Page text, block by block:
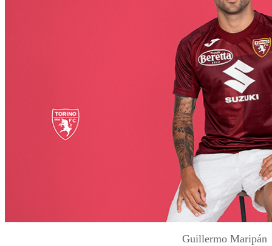
Guillermo Maripán